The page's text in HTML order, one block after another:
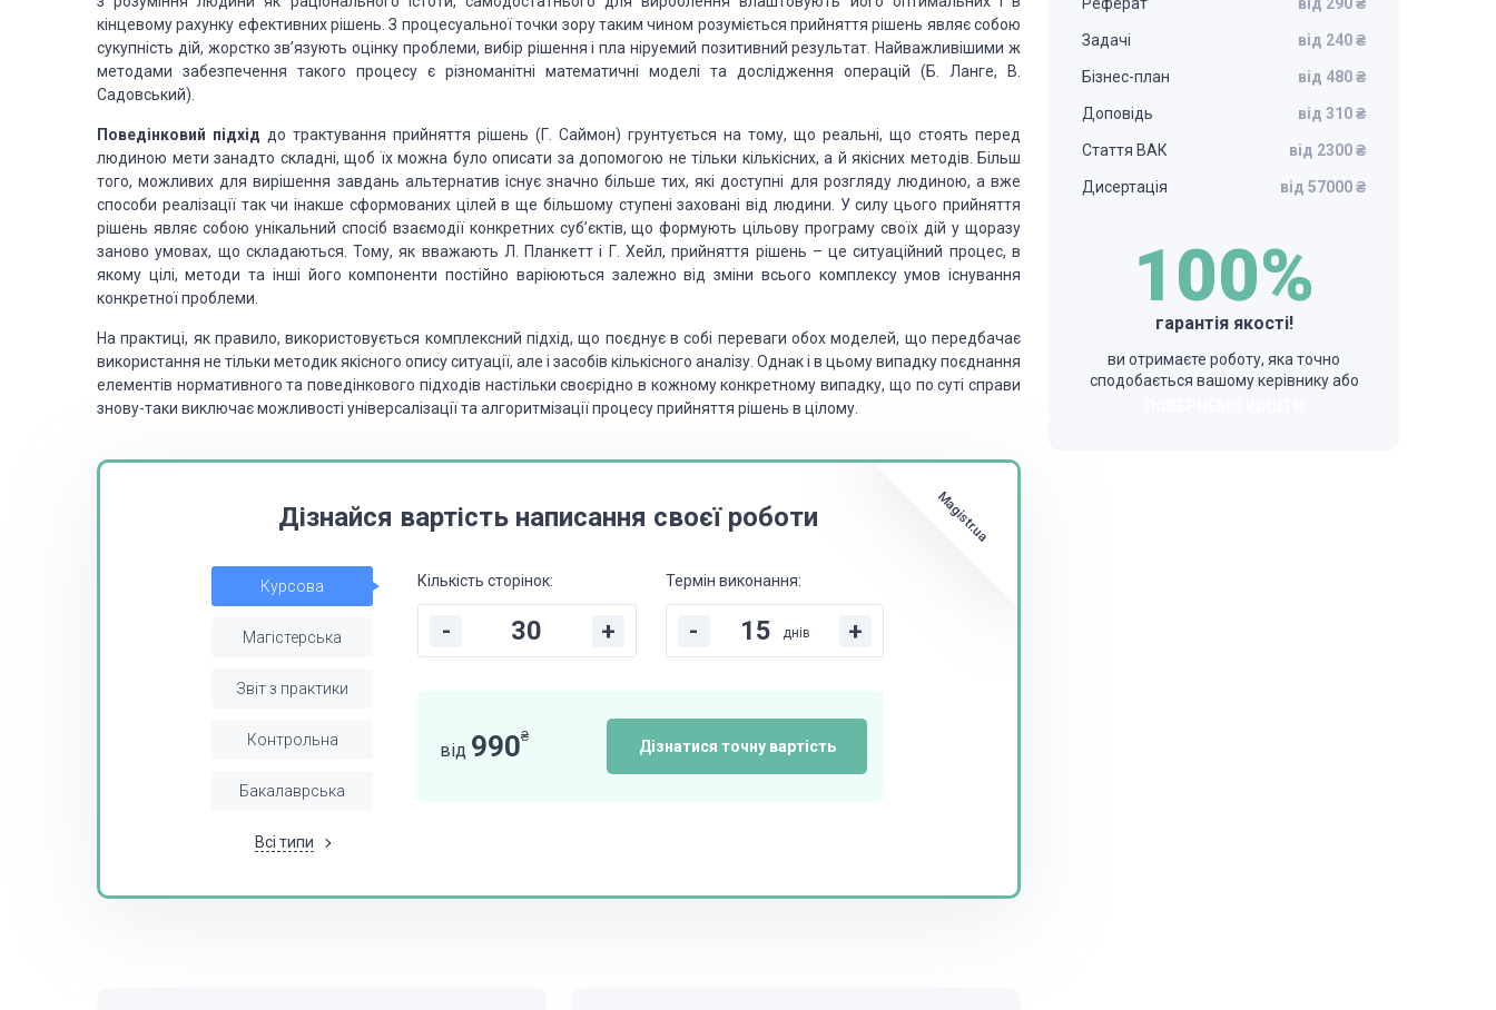
кінцевому рахунку ефективних рішень. З процесуальної точки зору таким чином розуміється прийняття рішень являє собою
сукупність дій, жорстко зв’язують оцінку проблеми, вибір рішення і пла ніруемий позитивний результат. Найважливішими ж
методами забезпечення такого процесу є різноманітні математичні моделі та дослідження операцій (Б. Ланге, В.
Садовський).
Поведінковий підхід до трактування прийняття рішень (Г. Саймон) грунтується на тому, що реальні, що стоять перед
людиною мети занадто складні, щоб їх можна було описати за допомогою не тільки кількісних, а й якісних методів. Більш
того, можливих для вирішення завдань альтернатив існує значно більше тих, які доступні для розгляду людиною, а вже
способи реалізації так чи інакше сформованих цілей в ще більшому ступені заховані від людини. У силу цього прийняття
рішень являє собою унікальний спосіб взаємодії конкретних суб’єктів, що формують цільову програму своїх дій у щоразу
заново умовах, що складаються. Тому, як вважають Л. Планкетт і Г. Хейл, прийняття рішень – це ситуаційний процес, в
якому цілі, методи та інші його компоненти постійно варіюються залежно від зміни всього комплексу умов існування
конкретної проблеми.
На практиці, як правило, використовується комплексний підхід, що поєднує в собі переваги обох моделей, що передбачає
використання не тільки методик якісного опису ситуації, але і засобів кількісного аналізу. Однак і в цьому випадку поєднання
елементів нормативного та поведінкового підходів настільки своєрідно в кожному конкретному випадку, що по суті справи
знову-таки виключає можливості універсалізації та алгоритмізації процесу прийняття рішень в цілому.
Magistr.ua
Дізнайся вартість написання своєї роботи
Курсова
Магістерська
Звіт з практики
Контрольна
Бакалаврська
Всі типи
Кількість сторінок:
- +
Термін виконання:
- днів +
від 990₴
Дізнатися точну вартість
Задачі від 240 ₴
Бізнес-план від 480 ₴
Доповідь від 310 ₴
Стаття ВАК від 2300 ₴
Дисертація від 57000 ₴
100%
гарантія якості!
ви отримаєте роботу, яка точно
сподобається вашому керівнику або